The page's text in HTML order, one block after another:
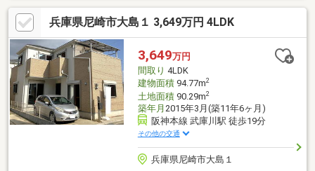
ングヒーター）●シャワー付き洗面化粧台●温水洗浄便座付きトイ
レ●リフォーム内容トイレ新品、クロス張替え、畳表替え、障
子・襖貼替え、室内クリーニング●スーパーグルメシティまで徒
歩７分（株）福屋不動産販売 尼崎店フリーダイヤル：０１２０－
２７－２９８１
兵庫県尼崎市大島１ 3,649万円 4LDK
3,649万円
間取り 4LDK
建物面積94.77m2
土地面積90.29m2
築年月 2015年3月(築11年6ヶ月)
阪神本線 武庫川駅 徒歩19分
その他の交通
兵庫県尼崎市大島１